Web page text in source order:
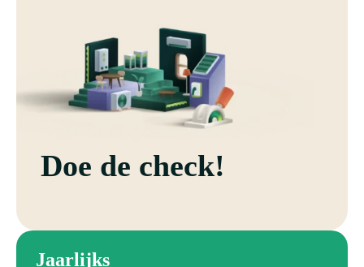
Jaarlijks
Doe de check!